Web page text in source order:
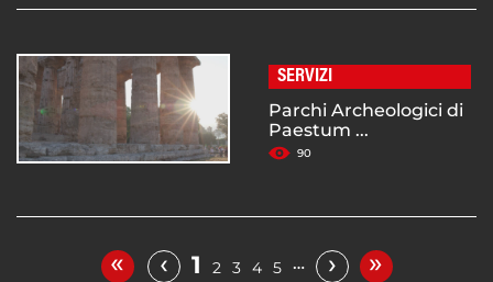
SERVIZI
Parchi Archeologici di
Paestum ...
90
« ‹ 1 2 3 4 5 … › »